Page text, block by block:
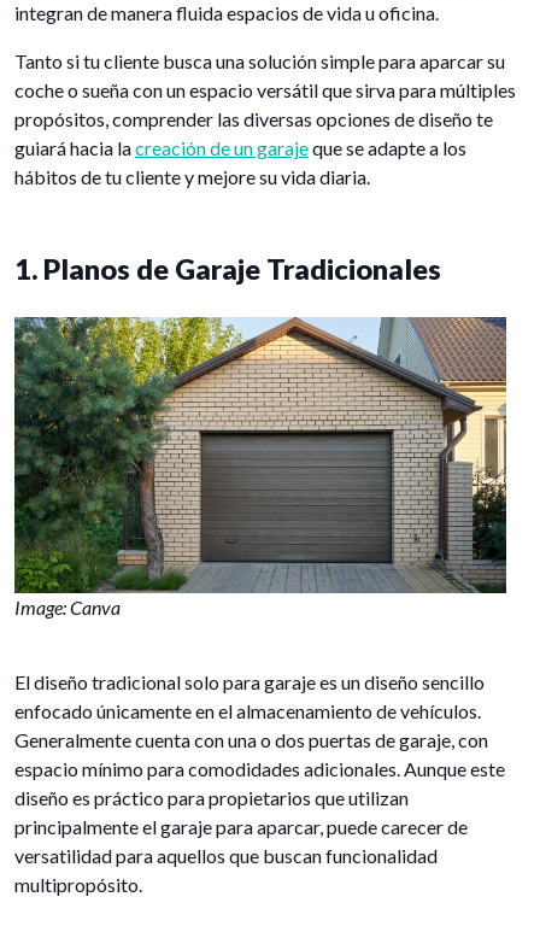
integran de manera fluida espacios de vida u oficina.
Tanto si tu cliente busca una solución simple para aparcar su
coche o sueña con un espacio versátil que sirva para múltiples
propósitos, comprender las diversas opciones de diseño te
guiará hacia lacreación de un garajeque se adapte a los
hábitos de tu cliente y mejore su vida diaria.
1. Planos de Garaje Tradicionales
Image: Canva
El diseño tradicional solo para garaje es un diseño sencillo
enfocado únicamente en el almacenamiento de vehículos.
Generalmente cuenta con una o dos puertas de garaje, con
espacio mínimo para comodidades adicionales. Aunque este
diseño es práctico para propietarios que utilizan
principalmente el garaje para aparcar, puede carecer de
versatilidad para aquellos que buscan funcionalidad
multipropósito.